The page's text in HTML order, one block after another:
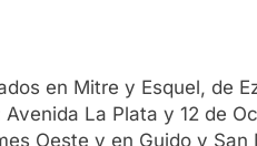
en Mitre y Esquel, de
La Plata y 12 de
Oeste y en Guido y